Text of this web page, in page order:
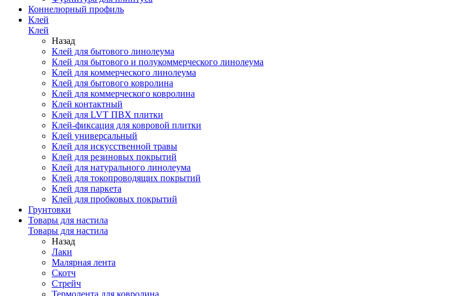
Коннелюрный профиль
Клей
Клей
Назад
Клей для бытового линолеума
Клей для бытового и полукоммерческого линолеума
Клей для коммерческого линолеума
Клей для бытового ковролина
Клей для коммерческого ковролина
Клей контактный
Клей для LVT ПВХ плитки
Клей-фиксация для ковровой плитки
Клей универсальный
Клей для искусственной травы
Клей для резиновых покрытий
Клей для натурального линолеума
Клей для токопроводящих покрытий
Клей для паркета
Клей для пробковых покрытий
Грунтовки
Товары для настила
Товары для настила
Назад
Лаки
Малярная лента
Скотч
Стрейч
Термолента для ковролина